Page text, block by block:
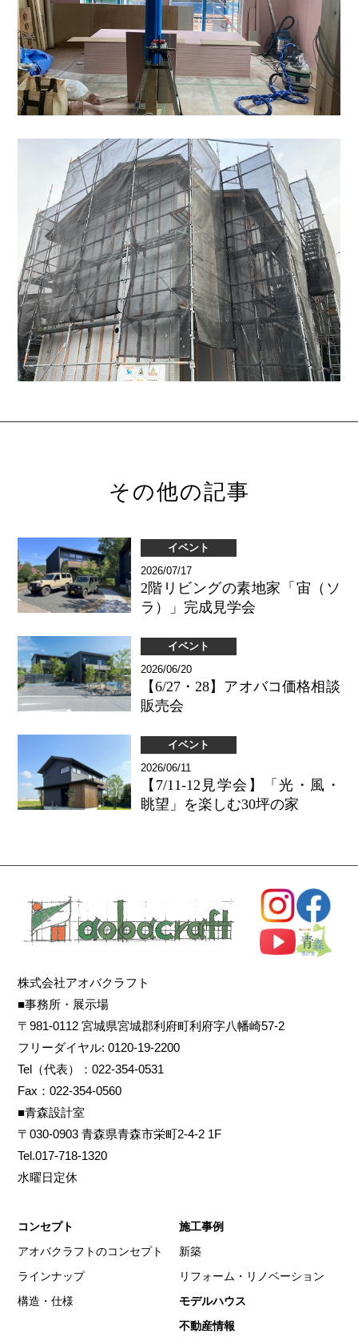
その他の記事
イベント
2026/07/17
2階リビングの素地家「宙（ソ
ラ）」完成見学会
イベント
2026/06/20
【6/27・28】アオバコ価格相談
販売会
イベント
2026/06/11
【7/11-12見学会】「光・風・
眺望」を楽しむ30坪の家
株式会社アオバクラフト
■事務所・展示場
〒981-0112 宮城県宮城郡利府町利府字八幡崎57-2
フリーダイヤル: 0120-19-2200
Tel（代表）：022-354-0531
Fax：022-354-0560
■青森設計室
〒030-0903 青森県青森市栄町2-4-2 1F
Tel.017-718-1320
水曜日定休
コンセプト
アオバクラフトのコンセプト
ラインナップ
構造・仕様
施工事例
新築
リフォーム・リノベーション
モデルハウス
不動産情報